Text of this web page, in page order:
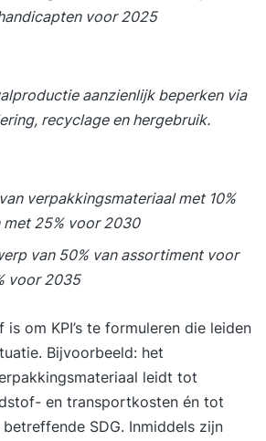
voor 2025
aanzienlijk beperken via
recyclage en hergebruik.
verpakkingsmateriaal met 10%
25% voor 2030
van 50% van assortiment voor
voor 2035
om KPI’s te formuleren die leiden
Bijvoorbeeld: het
leidt tot
en transportkosten én tot
SDG. Inmiddels zijn